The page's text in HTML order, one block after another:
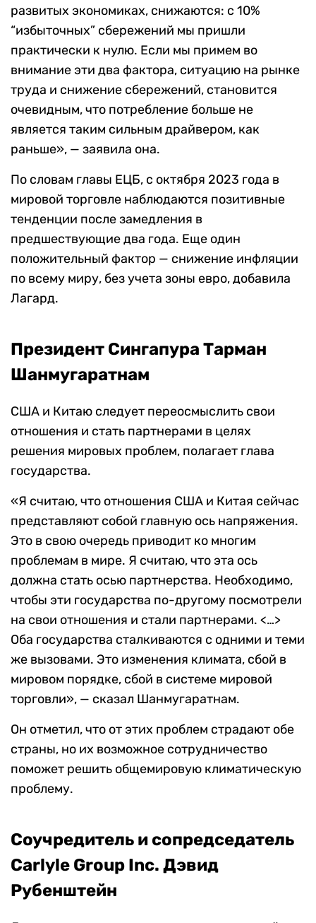
развитых экономиках, снижаются: с 10%
“избыточных” сбережений мы пришли
практически к нулю. Если мы примем во
внимание эти два фактора, ситуацию на рынке
труда и снижение сбережений, становится
очевидным, что потребление больше не
является таким сильным драйвером, как
раньше», — заявила она.
По словам главы ЕЦБ, с октября 2023 года в
мировой торговле наблюдаются позитивные
тенденции после замедления в
предшествующие два года. Еще один
положительный фактор — снижение инфляции
по всему миру, без учета зоны евро, добавила
Лагард.
Президент Сингапура Тарман
Шанмугаратнам
США и Китаю следует переосмыслить свои
отношения и стать партнерами в целях
решения мировых проблем, полагает глава
государства.
«Я считаю, что отношения США и Китая сейчас
представляют собой главную ось напряжения.
Это в свою очередь приводит ко многим
проблемам в мире. Я считаю, что эта ось
должна стать осью партнерства. Необходимо,
чтобы эти государства по-другому посмотрели
на свои отношения и стали партнерами. <…>
Оба государства сталкиваются с одними и теми
же вызовами. Это изменения климата, сбой в
мировом порядке, сбой в системе мировой
торговли», — сказал Шанмугаратнам.
Он отметил, что от этих проблем страдают обе
страны, но их возможное сотрудничество
поможет решить общемировую климатическую
проблему.
Соучредитель и сопредседатель
Carlyle Group Inc. Дэвид
Рубенштейн